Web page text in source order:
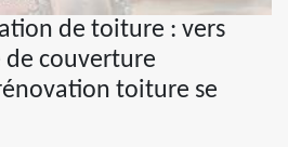
de toiture : vers
couverture
toiture se